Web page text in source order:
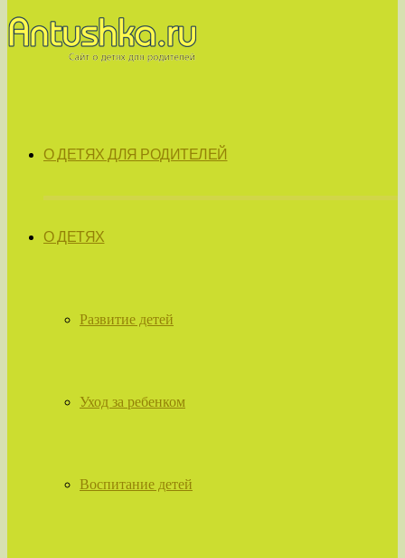
О ДЕТЯХ ДЛЯ РОДИТЕЛЕЙ
О ДЕТЯХ
Развитие детей
Уход за ребенком
Воспитание детей